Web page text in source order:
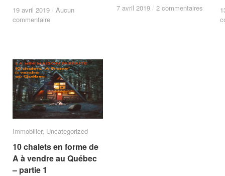
19 avril 2019 / Aucun
commentaire
19 avril 2019 / Aucun
commentaire
7 avril 2019 / 2 commentaires
7 avril 2019 / 2 commentaires
Immobilier, Uncategorized
10 chalets en forme de
A à vendre au Québec
– partie 1
Immobilier Uncategorized
10 chalets en forme de
A à vendre au Québec
– partie 1